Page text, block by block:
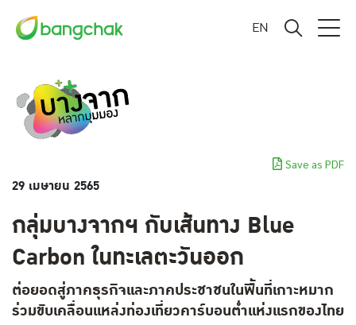
EN
Save as PDF
29 เมษายน 2565
กลุ่มบางจากฯ กับเส้นทาง Blue
Carbon ในทะเลตะวันออก
ต่อยอดสู่ภาคธุรกิจและภาคประชาชนในพื้นที่เกาะหมาก
ร่วมขับเคลื่อนแหล่งท่องเที่ยวคาร์บอนต่ำแห่งแรกของไทย